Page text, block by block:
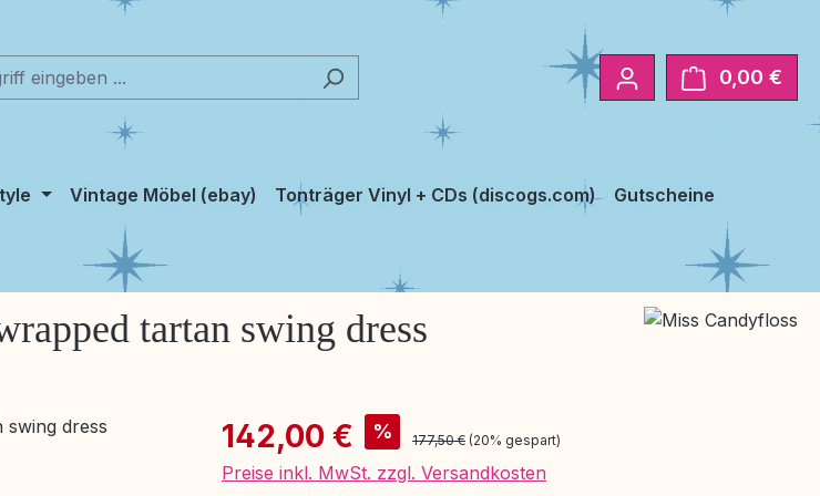
0,00 €
Vintage Möbel (ebay) Tonträger Vinyl + CDs (discogs.com) Gutscheine
tartan swing dress
Verkaufspreis:
142,00 € % Regulärer Preis:
177,50 € (20% gespart)
Preise inkl. MwSt. zzgl. Versandkosten